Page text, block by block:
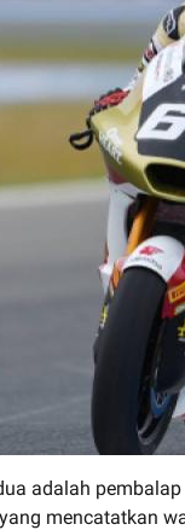
adalah
mencatatkan